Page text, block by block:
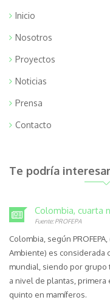
Inicio
Nosotros
Proyectos
Noticias
Prensa
Contacto
Te podría interesar
Colombia, cuarta
Fuente: PROFEPA
Colombia, según
Ambiente) es considerada
mundial, siendo por grupo
a nivel de plantas, primera
quinto en mamíferos.